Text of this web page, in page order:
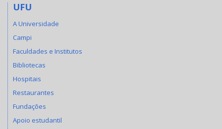
UFU
A Universidade
Campi
Faculdades e Institutos
Bibliotecas
Hospitais
Restaurantes
Fundações
Apoio estudantil